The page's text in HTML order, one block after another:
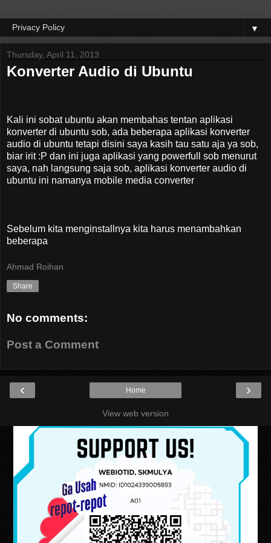
▼
Thursday, April 11, 2013
Konverter Audio di Ubuntu
Kali ini sobat ubuntu akan membahas tentan aplikasi
konverter di ubuntu sob, ada beberapa aplikasi konverter
audio di ubuntu tetapi disini saya kasih tau satu aja ya sob,
biar irit :P dan ini juga aplikasi yang powerfull sob menurut
saya, nah langsung saja sob, aplikasi konverter audio di
ubuntu ini namanya mobile media converter
Sebelum kita menginstallnya kita harus menambahkan
beberapa
Ahmad Roihan
Share
No comments:
Post a Comment
‹ ›
Home
View web version